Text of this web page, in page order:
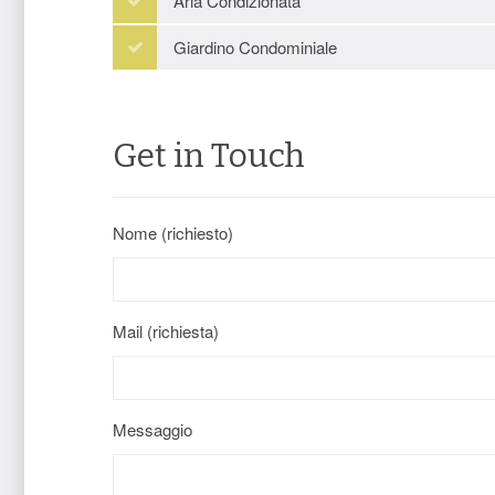
Giardino Condominiale
Get in Touch
Nome (richiesto)
Mail (richiesta)
Messaggio